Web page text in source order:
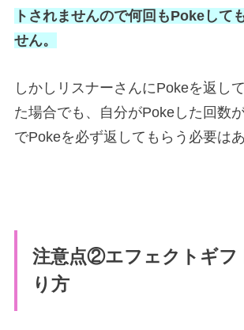
トされませんので何回もPokeして
せん。
しかしリスナーさんにPokeを返し
た場合でも、自分がPokeした回数
でPokeを必ず返してもらう必要はあ
注意点②エフェクトギフ
り方